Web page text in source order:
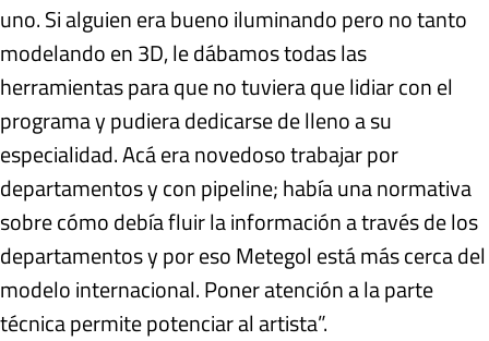
uno. Si alguien era bueno iluminando pero no tanto
modelando en 3D, le dábamos todas las
herramientas para que no tuviera que lidiar con el
programa y pudiera dedicarse de lleno a su
especialidad. Acá era novedoso trabajar por
departamentos y con pipeline; había una normativa
sobre cómo debía fluir la información a través de los
departamentos y por eso Metegol está más cerca del
modelo internacional. Poner atención a la parte
técnica permite potenciar al artista”.